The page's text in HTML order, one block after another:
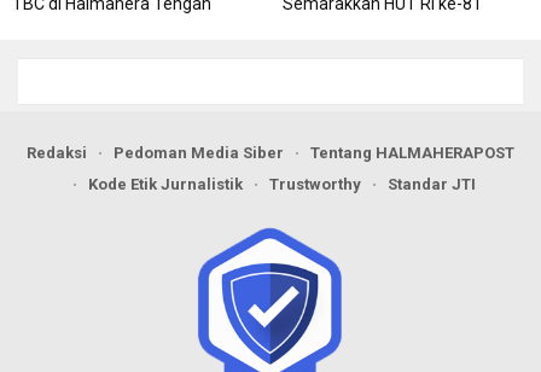
Redaksi Pedoman Media Siber
Tentang HALMAHERAPOST
Kode Etik Jurnalistik
Trustworthy Standar JTI